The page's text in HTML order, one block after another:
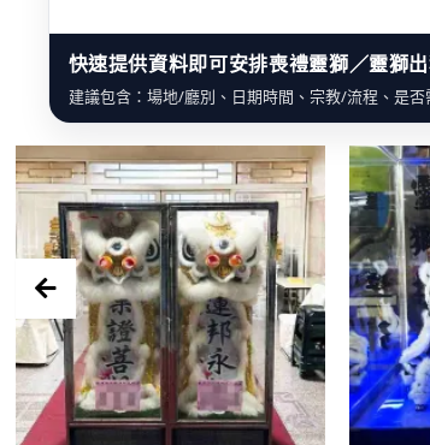
快速提供資料即可安排喪禮靈獅／靈獅
建議包含：場地/廳別、日期時間、宗教/流程、是